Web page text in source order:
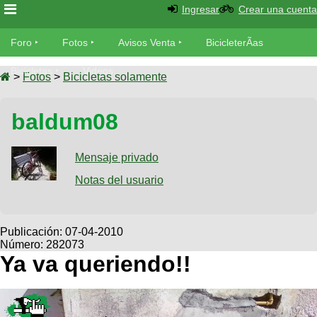
Foro
Foro
MecÃ¡nica
Fotos
SUBÃ
Galeria
Bicicletas
Viajes
Descenso
Dirt
Avisos
Ventas
SUBÃ
Buscar
Ultimos
Fotos
BicicleterÃ­
Bicicletas
Tandem
Videos
Cicloturismo
Ingresar Crear una cuenta
Foro Fotos Avisos Venta BicicleterÃ­as
Bicicletas Videos
> Fotos > Bicicletas solamente
baldum08
Mensaje privado
Notas del usuario
Publicación: 07-04-2010
Número: 282073
Ya va queriendo!!